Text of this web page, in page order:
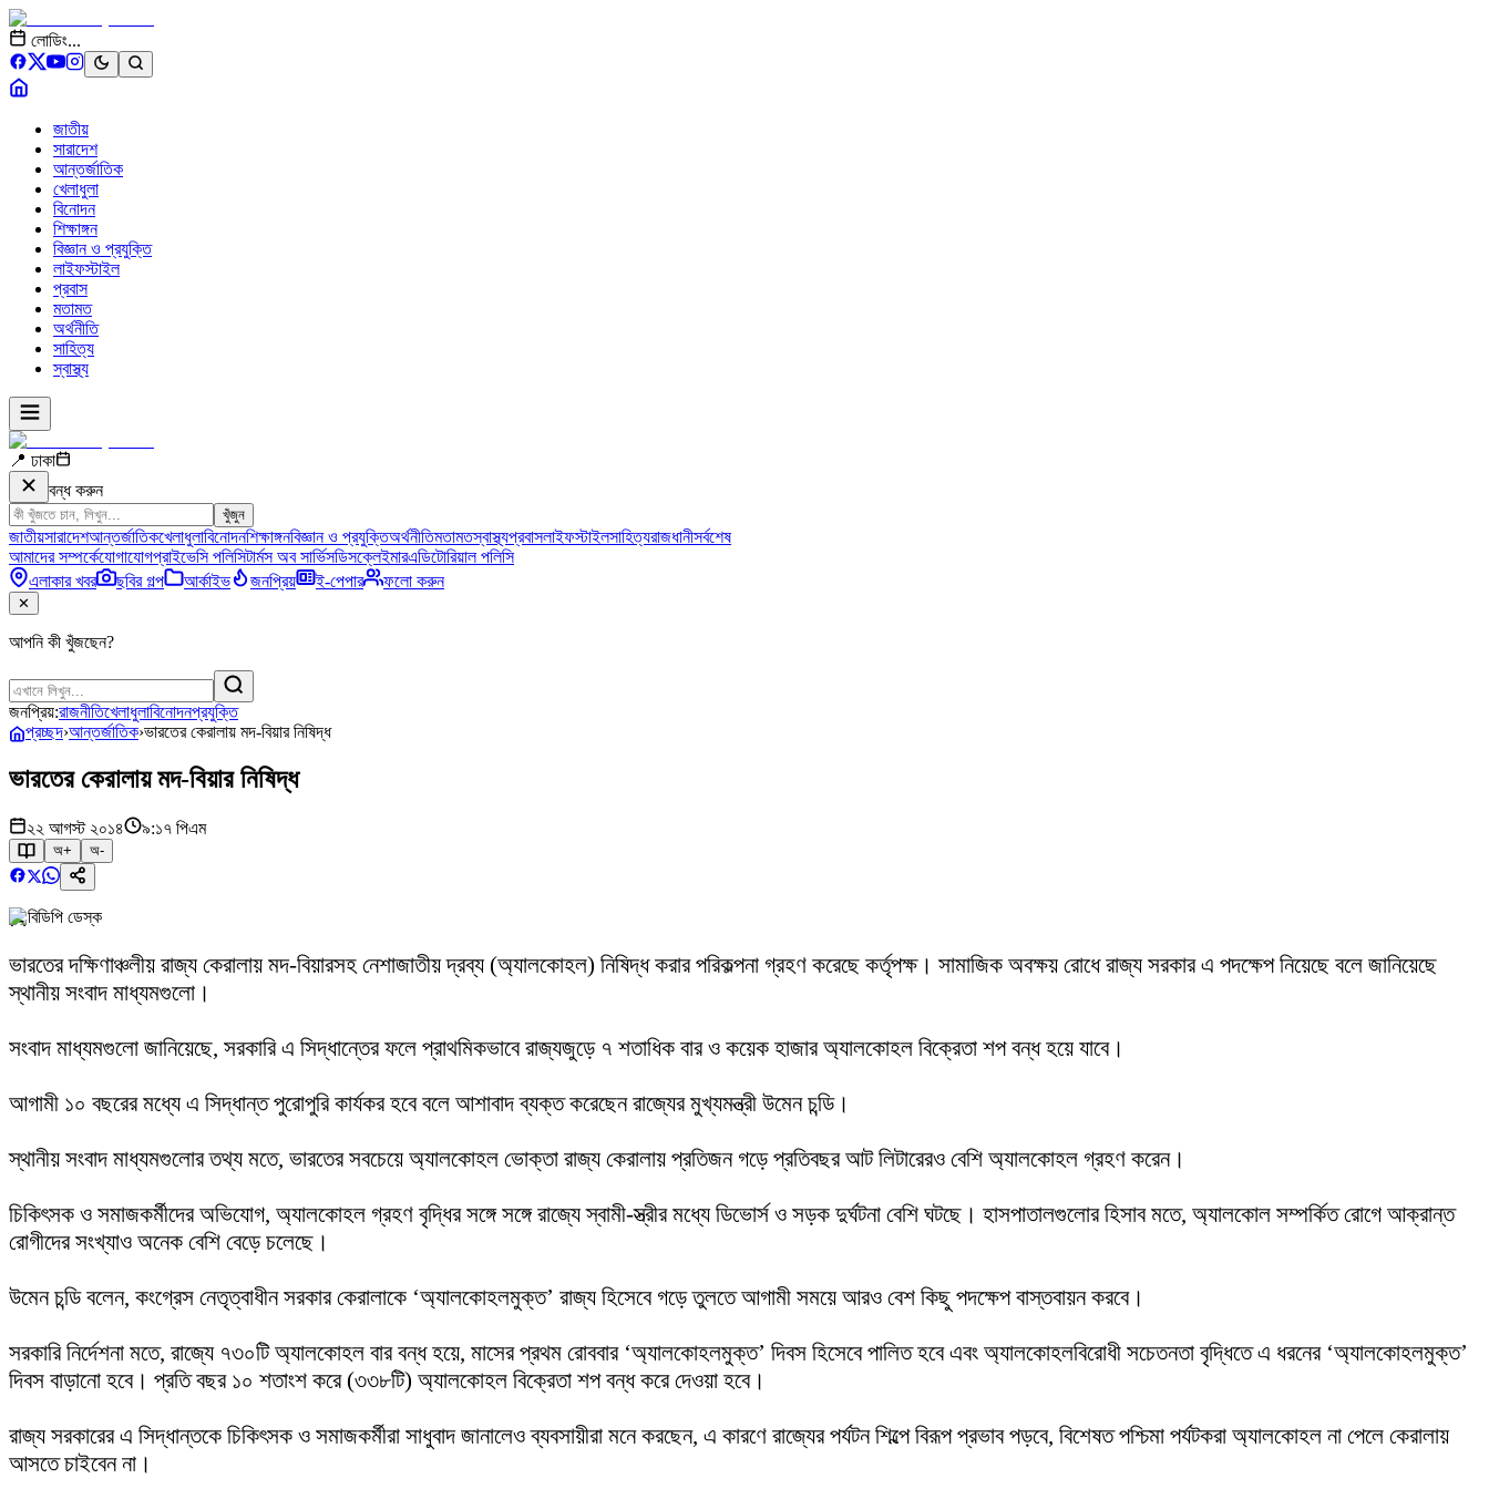
লোডিং...
জাতীয়
সারাদেশ
আন্তর্জাতিক
খেলাধুলা
বিনোদন
শিক্ষাঙ্গন
বিজ্ঞান ও প্রযুক্তি
লাইফস্টাইল
প্রবাস
মতামত
অর্থনীতি
সাহিত্য
স্বাস্থ্য
📍 ঢাকা
বন্ধ করুন
খুঁজুন
জাতীয়সারাদেশআন্তর্জাতিকখেলাধুলাবিনোদনশিক্ষাঙ্গনবিজ্ঞান ও প্রযুক্তিঅর্থনীতিমতামতস্বাস্থ্যপ্রবাসলাইফস্টাইলসাহিত্যরাজধানীসর্বশেষ
আমাদের সম্পর্কেযোগাযোগপ্রাইভেসি পলিসিটার্মস অব সার্ভিসডিসক্লেইমারএডিটোরিয়াল পলিসি
এলাকার খবর
ছবির গল্প আর্কাইভ জনপ্রিয় ই-পেপার ফলো করুন
✕
আপনি কী খুঁজছেন?
জনপ্রিয়:রাজনীতিখেলাধুলাবিনোদনপ্রযুক্তি
প্রচ্ছদ›আন্তর্জাতিক›ভারতের কেরালায় মদ-বিয়ার নিষিদ্ধ
ভারতের কেরালায় মদ-বিয়ার নিষিদ্ধ
২২ আগস্ট ২০১৪ ৯:১৭ পিএম
অ+ অ-
বিডিপি ডেস্ক
ভারতের দক্ষিণাঞ্চলীয় রাজ্য কেরালায় মদ-বিয়ারসহ নেশাজাতীয় দ্রব্য (অ্যালকোহল) নিষিদ্ধ করার পরিকল্পনা গ্রহণ করেছে কর্তৃপক্ষ। সামাজিক অবক্ষয় রোধে রাজ্য সরকার এ পদক্ষেপ নিয়েছে বলে জানিয়েছে
স্থানীয় সংবাদ মাধ্যমগুলো।
সংবাদ মাধ্যমগুলো জানিয়েছে, সরকারি এ সিদ্ধান্তের ফলে প্রাথমিকভাবে রাজ্যজুড়ে ৭ শতাধিক বার ও কয়েক হাজার অ্যালকোহল বিক্রেতা শপ বন্ধ হয়ে যাবে।
আগামী ১০ বছরের মধ্যে এ সিদ্ধান্ত পুরোপুরি কার্যকর হবে বলে আশাবাদ ব্যক্ত করেছেন রাজ্যের মুখ্যমন্ত্রী উমেন চন্ডি।
স্থানীয় সংবাদ মাধ্যমগুলোর তথ্য মতে, ভারতের সবচেয়ে অ্যালকোহল ভোক্তা রাজ্য কেরালায় প্রতিজন গড়ে প্রতিবছর আট লিটারেরও বেশি অ্যালকোহল গ্রহণ করেন।
চিকিৎসক ও সমাজকর্মীদের অভিযোগ, অ্যালকোহল গ্রহণ বৃদ্ধির সঙ্গে সঙ্গে রাজ্যে স্বামী-স্ত্রীর মধ্যে ডিভোর্স ও সড়ক দুর্ঘটনা বেশি ঘটছে। হাসপাতালগুলোর হিসাব মতে, অ্যালকোল সম্পর্কিত রোগে আক্রান্ত
রোগীদের সংখ্যাও অনেক বেশি বেড়ে চলেছে।
উমেন চন্ডি বলেন, কংগ্রেস নেতৃত্বাধীন সরকার কেরালাকে ‘অ্যালকোহলমুক্ত’ রাজ্য হিসেবে গড়ে তুলতে আগামী সময়ে আরও বেশ কিছু পদক্ষেপ বাস্তবায়ন করবে।
সরকারি নির্দেশনা মতে, রাজ্যে ৭৩০টি অ্যালকোহল বার বন্ধ হয়ে, মাসের প্রথম রোববার ‘অ্যালকোহলমুক্ত’ দিবস হিসেবে পালিত হবে এবং অ্যালকোহলবিরোধী সচেতনতা বৃদ্ধিতে এ ধরনের ‘অ্যালকোহলমুক্ত’
দিবস বাড়ানো হবে। প্রতি বছর ১০ শতাংশ করে (৩৩৮টি) অ্যালকোহল বিক্রেতা শপ বন্ধ করে দেওয়া হবে।
রাজ্য সরকারের এ সিদ্ধান্তকে চিকিৎসক ও সমাজকর্মীরা সাধুবাদ জানালেও ব্যবসায়ীরা মনে করছেন, এ কারণে রাজ্যের পর্যটন শিল্পে বিরূপ প্রভাব পড়বে, বিশেষত পশ্চিমা পর্যটকরা অ্যালকোহল না পেলে কেরালায়
আসতে চাইবেন না।